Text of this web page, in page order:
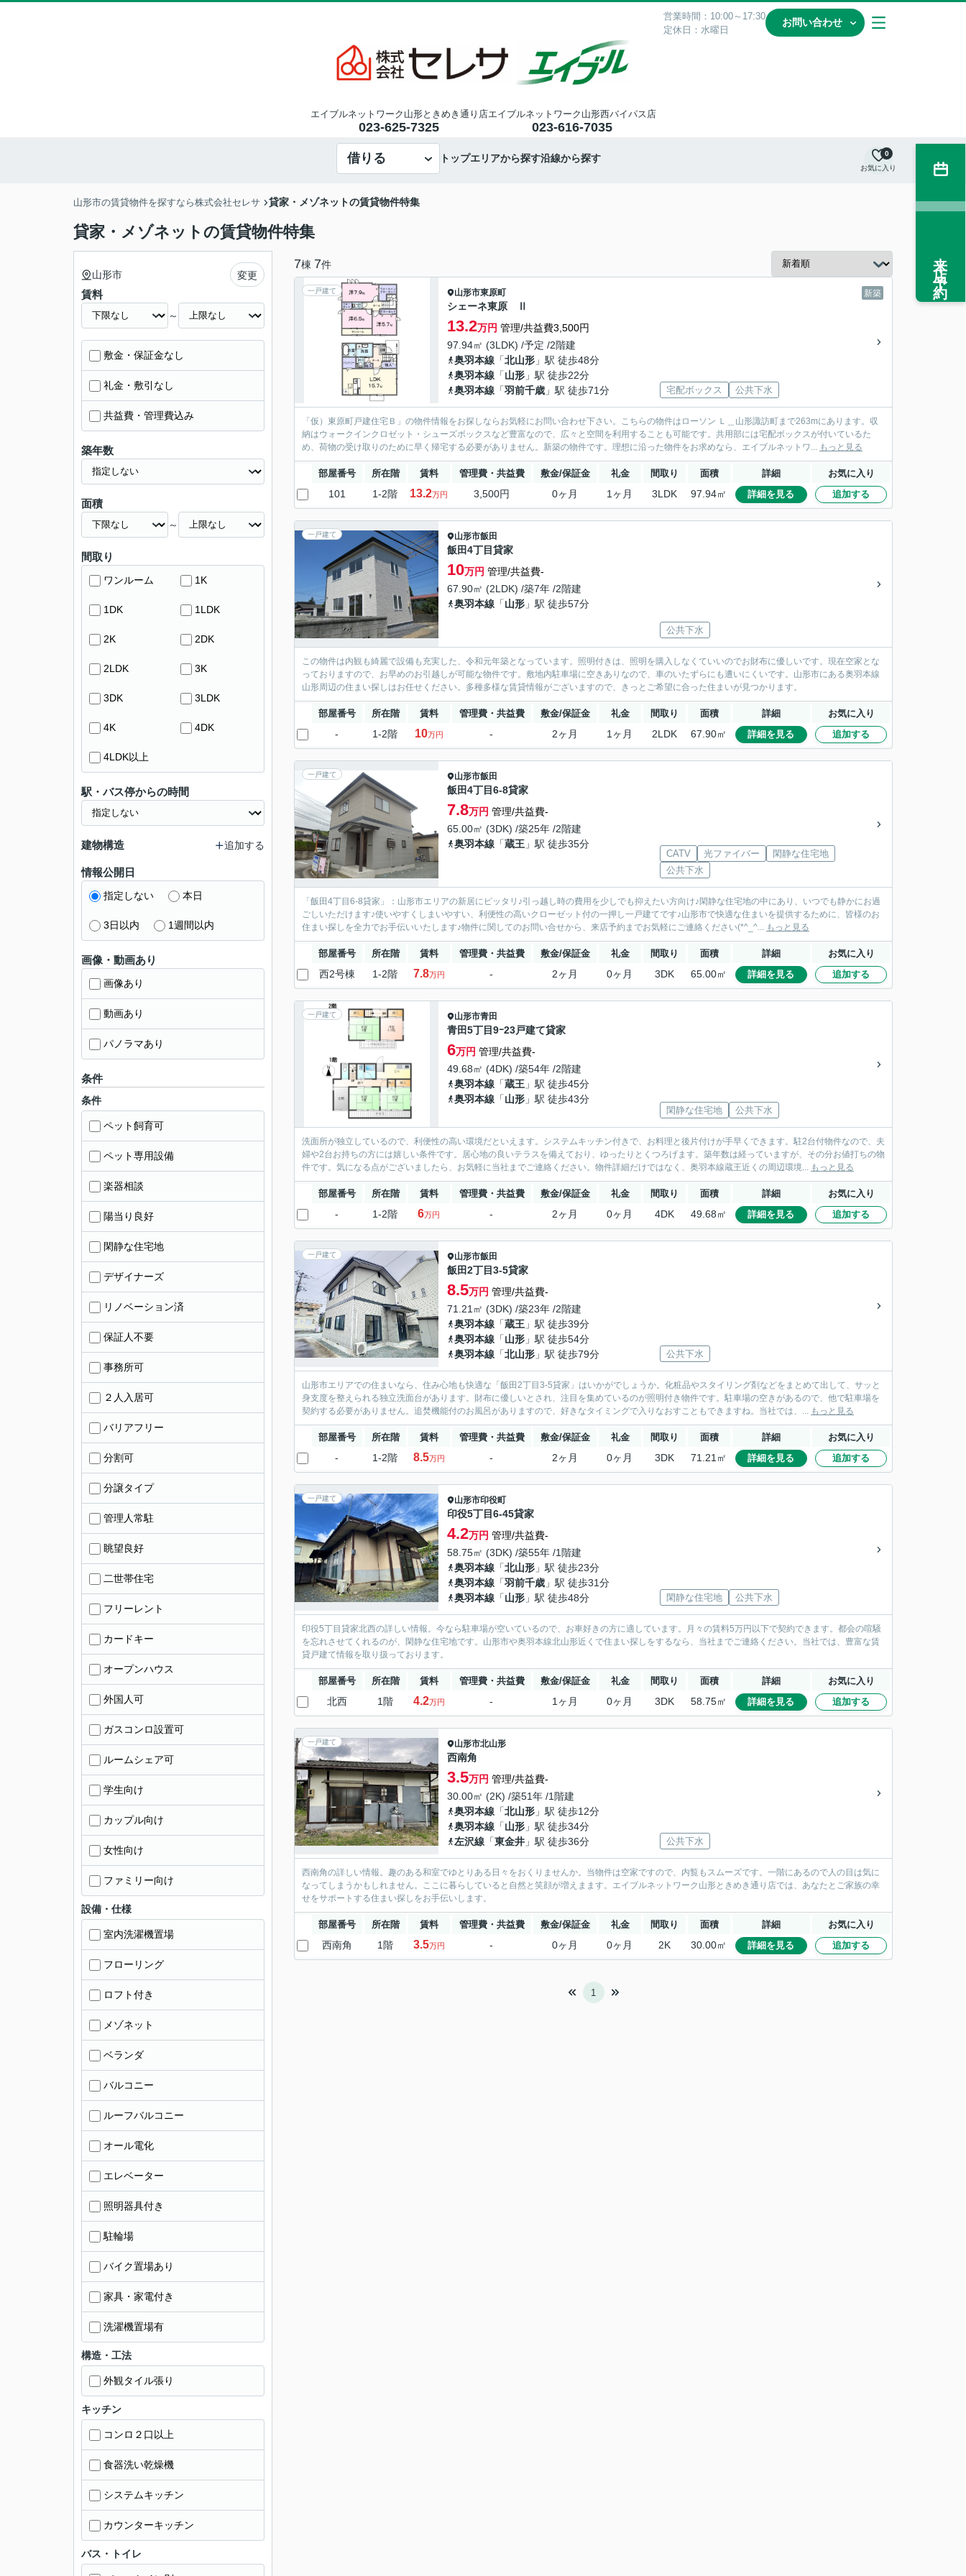
営業時間：10:00～17:30
定休日：水曜日
お問い合わせ
エイブルネットワーク山形ときめき通り店
023-625-7325
エイブルネットワーク山形西バイパス店
023-616-7035
借りる トップエリアから探す沿線から探す
お気に入り
0
山形市の賃貸物件を探すなら株式会社セレサ 貸家・メゾネットの賃貸物件特集
貸家・メゾネットの賃貸物件特集
7棟 7件
一戸建て 新築
山形市東原町
シェーネ東原 Ⅱ
13.2万円 管理/共益費3,500円
97.94㎡ (3LDK) /予定 /2階建
奥羽本線 「北山形 」駅 徒歩48分
奥羽本線 「山形 」駅 徒歩22分
奥羽本線 「羽前千歳 」駅 徒歩71分 宅配ボックス 公共下水
「仮）東原町戸建住宅Ｂ」の物件情報をお探しならお気軽にお問い合わせ下さい。こちらの物件はローソン Ｌ＿山形諏訪町まで263mにあります。収
納はウォークインクロゼット・シューズボックスなど豊富なので、広々と空間を利用することも可能です。共用部には宅配ボックスが付いているた
め、荷物の受け取りのために早く帰宅する必要がありません。新築の物件です。理想に沿った物件をお求めなら、エイブルネットワ... もっと見る
部屋番号 所在階 賃料 管理費・共益費 敷金/保証金 礼金 間取り 面積 詳細 お気に入り
101 1-2階 13.2万円 3,500円 0ヶ月 1ヶ月 3LDK 97.94㎡ 詳細を見る 追加する
一戸建て 山形市飯田
飯田4丁目貸家
10万円 管理/共益費-
67.90㎡ (2LDK) /築7年 /2階建
奥羽本線 「山形 」駅 徒歩57分
公共下水
この物件は内観も綺麗で設備も充実した、令和元年築となっています。照明付きは、照明を購入しなくていいのでお財布に優しいです。現在空家とな
っておりますので、お早めのお引越しが可能な物件です。敷地内駐車場に空きありなので、車のいたずらにも遭いにくいです。山形市にある奥羽本線
山形周辺の住まい探しはお任せください。多種多様な賃貸情報がございますので、きっとご希望に合った住まいが見つかります。
部屋番号 所在階 賃料 管理費・共益費 敷金/保証金 礼金 間取り 面積 詳細 お気に入り
- 1-2階 10万円 - 2ヶ月 1ヶ月 2LDK 67.90㎡ 詳細を見る 追加する
一戸建て 山形市飯田
飯田4丁目6-8貸家
7.8万円 管理/共益費-
65.00㎡ (3DK) /築25年 /2階建
奥羽本線 「蔵王 」駅 徒歩35分
CATV 光ファイバー
閑静な住宅地
公共下水
「飯田4丁目6-8貸家」：山形市エリアの新居にピッタリ♪引っ越し時の費用を少しでも抑えたい方向け♪閑静な住宅地の中にあり、いつでも静かにお過
ごしいただけます♪使いやすくしまいやすい、利便性の高いクローゼット付の一押し一戸建てです♪山形市で快適な住まいを提供するために、皆様のお
住まい探しを全力でお手伝いいたします♪物件に関してのお問い合せから、来店予約までお気軽にご連絡ください(*^_^... もっと見る
部屋番号 所在階 賃料 管理費・共益費 敷金/保証金 礼金 間取り 面積 詳細 お気に入り
西2号棟 1-2階 7.8万円 - 2ヶ月 0ヶ月 3DK 65.00㎡ 詳細を見る 追加する
一戸建て 山形市青田
青田5丁目9ｰ23戸建て貸家
6万円 管理/共益費-
49.68㎡ (4DK) /築54年 /2階建
奥羽本線 「蔵王 」駅 徒歩45分
奥羽本線 「山形 」駅 徒歩43分
閑静な住宅地 公共下水
洗面所が独立しているので、利便性の高い環境だといえます。システムキッチン付きで、お料理と後片付けが手早くできます。駐2台付物件なので、夫
婦や2台お持ちの方には嬉しい条件です。居心地の良いテラスを備えており、ゆったりとくつろげます。築年数は経っていますが、その分お値打ちの物
件です。気になる点がございましたら、お気軽に当社までご連絡ください。物件詳細だけではなく、奥羽本線蔵王近くの周辺環境... もっと見る
部屋番号 所在階 賃料 管理費・共益費 敷金/保証金 礼金 間取り 面積 詳細 お気に入り
- 1-2階 6万円 - 2ヶ月 0ヶ月 4DK 49.68㎡ 詳細を見る 追加する
一戸建て 山形市飯田
飯田2丁目3‐5貸家
8.5万円 管理/共益費-
71.21㎡ (3DK) /築23年 /2階建
奥羽本線 「蔵王 」駅 徒歩39分
奥羽本線 「山形 」駅 徒歩54分
奥羽本線 「北山形 」駅 徒歩79分 公共下水
山形市エリアでの住まいなら、住み心地も快適な「飯田2丁目3‐5貸家」はいかがでしょうか。化粧品やスタイリング剤などをまとめて出して、サッと
身支度を整えられる独立洗面台があります。財布に優しいとされ、注目を集めているのが照明付き物件です。駐車場の空きがあるので、他で駐車場を
契約する必要がありません。追焚機能付のお風呂がありますので、好きなタイミングで入りなおすこともできますね。当社では、... もっと見る
部屋番号 所在階 賃料 管理費・共益費 敷金/保証金 礼金 間取り 面積 詳細 お気に入り
- 1-2階 8.5万円 - 2ヶ月 0ヶ月 3DK 71.21㎡ 詳細を見る 追加する
一戸建て 山形市印役町
印役5丁目6-45貸家
4.2万円 管理/共益費-
58.75㎡ (3DK) /築55年 /1階建
奥羽本線 「北山形 」駅 徒歩23分
奥羽本線 「羽前千歳 」駅 徒歩31分
奥羽本線 「山形 」駅 徒歩48分 閑静な住宅地 公共下水
印役5丁目貸家北西の詳しい情報。今なら駐車場が空いているので、お車好きの方に適しています。月々の賃料5万円以下で契約できます。都会の喧騒
を忘れさせてくれるのが、閑静な住宅地です。山形市や奥羽本線北山形近くで住まい探しをするなら、当社までご連絡ください。当社では、豊富な賃
貸戸建て情報を取り扱っております。
部屋番号 所在階 賃料 管理費・共益費 敷金/保証金 礼金 間取り 面積 詳細 お気に入り
北西 1階 4.2万円 - 1ヶ月 0ヶ月 3DK 58.75㎡ 詳細を見る 追加する
一戸建て 山形市北山形
西南角
3.5万円 管理/共益費-
30.00㎡ (2K) /築51年 /1階建
奥羽本線 「北山形 」駅 徒歩12分
奥羽本線 「山形 」駅 徒歩34分
左沢線 「東金井 」駅 徒歩36分 公共下水
西南角の詳しい情報。趣のある和室でゆとりある日々をおくりませんか。当物件は空家ですので、内覧もスムーズです。一階にあるので人の目は気に
なってしまうかもしれません。ここに暮らしていると自然と笑顔が増えまます。エイブルネットワーク山形ときめき通り店では、あなたとご家族の幸
せをサポートする住まい探しをお手伝いします。
部屋番号 所在階 賃料 管理費・共益費 敷金/保証金 礼金 間取り 面積 詳細 お気に入り
西南角 1階 3.5万円 - 0ヶ月 0ヶ月 2K 30.00㎡ 詳細を見る 追加する
1
山形市 変更
賃料
～
敷金・保証金なし
礼金・敷引なし
共益費・管理費込み
築年数
面積
～
間取り
ワンルーム 1K
1DK 1LDK
2K 2DK
2LDK 3K
3DK 3LDK
4K 4DK
4LDK以上
駅・バス停からの時間
建物構造 追加する
情報公開日
指定しない 本日
3日以内 1週間以内
画像・動画あり
画像あり
動画あり
パノラマあり
条件
条件
ペット飼育可
ペット専用設備
楽器相談
陽当り良好
閑静な住宅地
デザイナーズ
リノベーション済
保証人不要
事務所可
２人入居可
バリアフリー
分割可
分譲タイプ
管理人常駐
眺望良好
二世帯住宅
フリーレント
カードキー
オープンハウス
外国人可
ガスコンロ設置可
ルームシェア可
学生向け
カップル向け
女性向け
ファミリー向け
設備・仕様
室内洗濯機置場
フローリング
ロフト付き
メゾネット
ベランダ
バルコニー
ルーフバルコニー
オール電化
エレベーター
照明器具付き
駐輪場
バイク置場あり
家具・家電付き
洗濯機置場有
構造・工法
外観タイル張り
キッチン
コンロ２口以上
食器洗い乾燥機
システムキッチン
カウンターキッチン
バス・トイレ
来店予約